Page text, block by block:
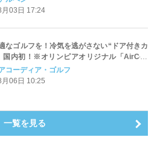
03日 17:24
なゴルフを！冷気を逃がさない“ドア付きカ
初！※オリンピアオリジナル「AirCon
コンカート）」導入 | アコーディア・ゴ
コーディア・ゴルフ
06日 10:25
一覧を見る